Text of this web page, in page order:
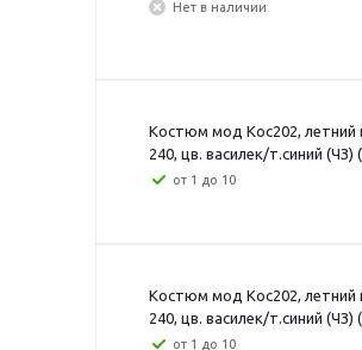
Нет в наличии
Костюм мод Кос202, летний
240, цв. василек/т.синий (ЧЗ)
от 1 до 10
Костюм мод Кос202, летний
240, цв. василек/т.синий (ЧЗ)
от 1 до 10